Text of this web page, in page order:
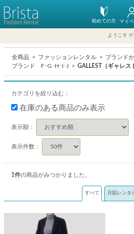
初めての方 マイ
ようこそ ゲ
全商品 ファッションレンタル
ブランド
ブランド F･G･H･I･J
GALLEST（ギャレス
カテゴリを絞り込む：
在庫のある商品のみ表示
表示順：
表示件数：
1件の商品がみつかりました。
すべて 月額レンタ